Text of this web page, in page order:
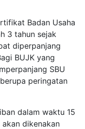
Badan Usaha
3 tahun sejak
diperpanjang
BUJK yang
SBU
peringatan
dalam waktu 15
dikenakan